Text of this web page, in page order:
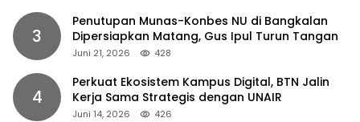
3
Penutupan Munas-Konbes NU di Bangkalan
Dipersiapkan Matang, Gus Ipul Turun Tangan
Juni 21, 2026 428
4
Perkuat Ekosistem Kampus Digital, BTN Jalin
Kerja Sama Strategis dengan UNAIR
Juni 14, 2026 426